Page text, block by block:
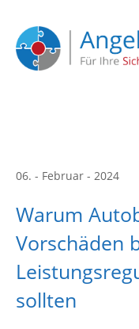
06. - Februar - 2024
Warum
Vorschäden
sollten